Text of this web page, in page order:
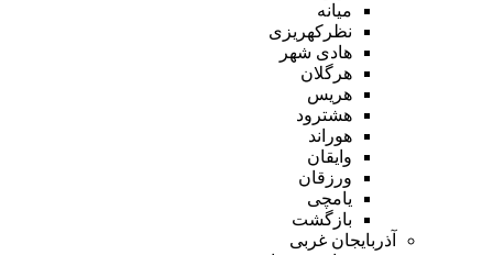
میانه
نظرکهریزی
هادی شهر
هرگلان
هریس
هشترود
هوراند
وایقان
ورزقان
یامچی
بازگشت
آذربایجان غربی